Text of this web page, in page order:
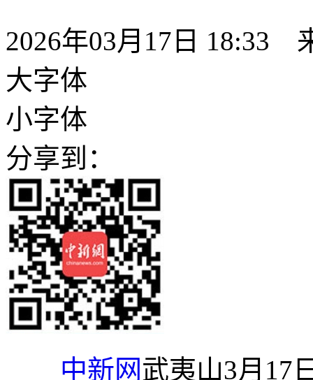
2026年03月17日 18:33
大字体
小字体
分享到：
中新网武夷山3月17